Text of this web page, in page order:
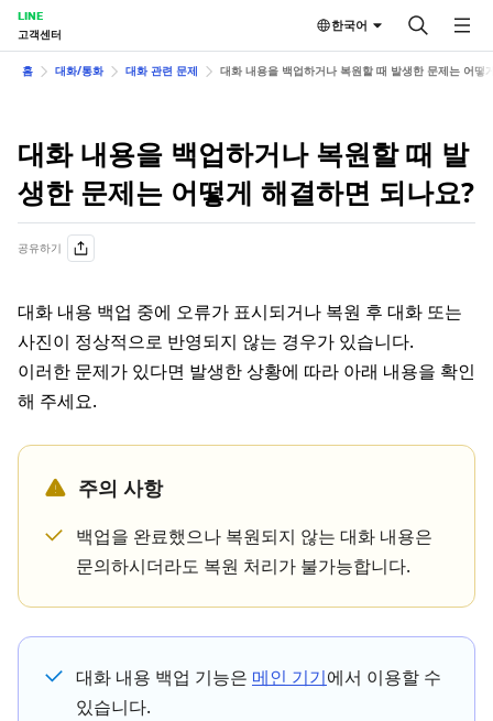
LINE
고객센터
한국어
홈 대화/통화 대화 관련 문제 대화 내용을 백업하거나 복원할 때 발생한 문제는 어떻
대화 내용을 백업하거나 복원할 때 발
생한 문제는 어떻게 해결하면 되나요?
공유하기
대화 내용 백업 중에 오류가 표시되거나 복원 후 대화 또는
사진이 정상적으로 반영되지 않는 경우가 있습니다.
이러한 문제가 있다면 발생한 상황에 따라 아래 내용을 확인
해 주세요.
주의 사항
백업을 완료했으나 복원되지 않는 대화 내용은
문의하시더라도 복원 처리가 불가능합니다.
대화 내용 백업 기능은 메인 기기에서 이용할 수
있습니다.